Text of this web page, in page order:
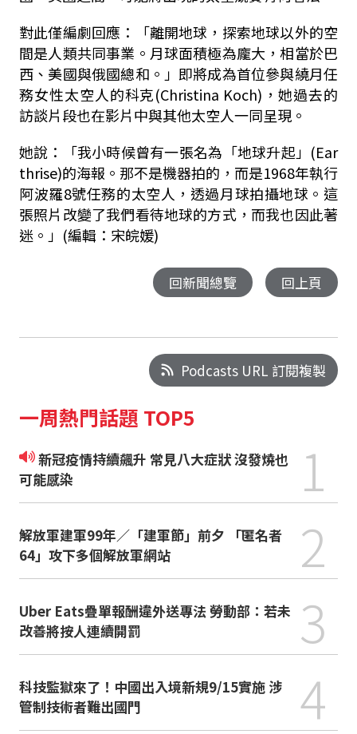
對此僅編劇回應：「離開地球，探索地球以外的空
間是人類共同事業。月球面積極為龐大，相當於巴
西、美國與俄國總和。」即將成為首位參與繞月任
務女性太空人的科克(Christina Koch)，她過去的
訪談片段也在影片中與其他太空人一同呈現。
她說：「我小時候曾有一張名為「地球升起」(Ear
thrise)的海報。那不是機器拍的，而是1968年執行
阿波羅8號任務的太空人，透過月球拍攝地球。這
張照片改變了我們看待地球的方式，而我也因此著
迷。」 (編輯：宋皖媛)
回新聞總覽 回上頁
Podcasts URL 訂閱複製
一周熱門話題 TOP5
新冠疫情持續飆升 常見八大症狀 沒發燒也
可能感染
1
解放軍建軍99年／「建軍節」前夕 「匿名者
64」攻下多個解放軍網站
2
Uber Eats疊單報酬違外送專法 勞動部：若未
改善將按人連續開罰
3
科技監獄來了！中國出入境新規9/15實施 涉
管制技術者難出國門
4